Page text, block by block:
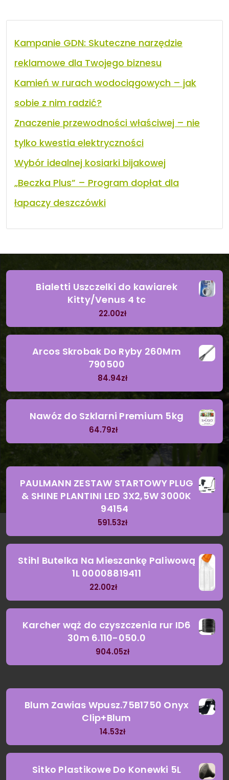
Kampanie GDN: Skuteczne narzędzie
reklamowe dla Twojego biznesu
Kamień w rurach wodociągowych – jak
sobie z nim radzić?
Znaczenie przewodności właściwej – nie
tylko kwestia elektryczności
Wybór idealnej kosiarki bijakowej
„Beczka Plus” – Program dopłat dla
łapaczy deszczówki
Bialetti Uszczelki do kawiarek
Kitty/Venus 4 tc
22.00zł
Arcos Skrobak Do Ryby 260Mm
790500
84.94zł
Nawóz do Szklarni Premium 5kg
64.79zł
PAULMANN ZESTAW STARTOWY PLUG
& SHINE PLANTINI LED 3X2,5W 3000K
94154
591.53zł
Stihl Butelka Na Mieszankę Paliwową
1L 00008819411
22.00zł
Karcher wąż do czyszczenia rur ID6
30m 6.110-050.0
904.05zł
Blum Zawias Wpusz.75B1750 Onyx
Clip+Blum
14.53zł
Sitko Plastikowe Do Konewki 5L